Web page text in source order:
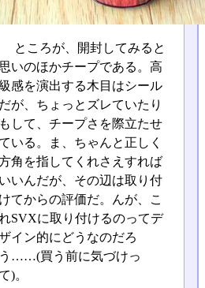
ところが、開封してみると
思いのほかチープである。高
感を演出する木目はシール
だが、ちょっとズレていたり
もして、チープさを際立たせ
いる。ま、ちゃんと正しく
角を指してくれさえすれば
いいんだが、その辺は取り付
けてからの評価だ。んが、こ
SVXに取り付けるのってデ
イン的にどうなのだろ
う……(買う前に気づけっ
)。